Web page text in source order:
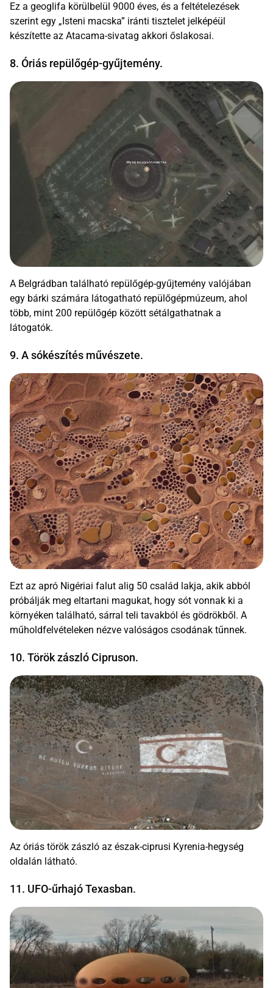
Ez a geoglifa körülbelül 9000 éves, és a feltételezések
szerint egy „Isteni macska” iránti tisztelet jelképéül
készítette az Atacama-sivatag akkori őslakosai.
8. Óriás repülőgép-gyűjtemény.
A Belgrádban található repülőgép-gyűjtemény valójában
egy bárki számára látogatható repülőgépmúzeum, ahol
több, mint 200 repülőgép között sétálgathatnak a
látogatók.
9. A sókészítés művészete.
Ezt az apró Nigériai falut alig 50 család lakja, akik abból
próbálják meg eltartani magukat, hogy sót vonnak ki a
környéken található, sárral teli tavakból és gödrökből. A
műholdfelvételeken nézve valóságos csodának tűnnek.
10. Török zászló Cipruson.
Az óriás török zászló az észak-ciprusi Kyrenia-hegység
oldalán látható.
11. UFO-űrhajó Texasban.